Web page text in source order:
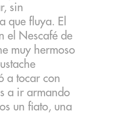
sin
que fluya. El
el Nescafé de
muy hermoso
a tocar con
a ir armando
un fiato, una